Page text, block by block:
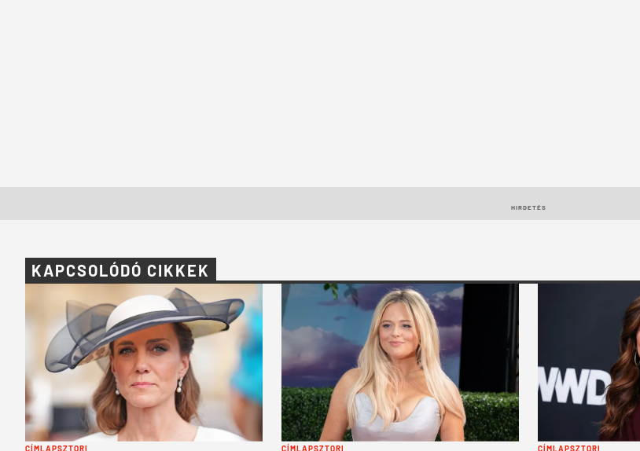
HIRDETÉS
KAPCSOLÓDÓ CIKKEK
CÍMLAPSZTORI CÍMLAPSZTORI CÍMLAPSZTORI